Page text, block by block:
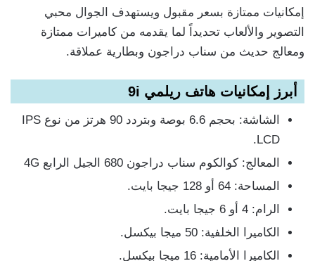
إمكانيات ممتازة بسعر مقبول ويستهدف الجوال محبي
التصوير والألعاب تحديداً لما يقدمه من كاميرات ممتازة
ومعالج حديث من سناب دراجون وبطارية عملاقة.
أبرز إمكانيات هاتف ريلمي 9i
الشاشة: بحجم 6.6 بوصة وبتردد 90 هرتز من نوع IPS
LCD.
المعالج: كوالكوم سناب دراجون 680 الجيل الرابع 4G
المساحة: 64 أو 128 جيجا بايت.
الرام: 4 أو 6 جيجا بايت.
الكاميرا الخلفية: 50 ميجا بيكسل.
الكاميرا الأمامية: 16 ميجا بيكسل.